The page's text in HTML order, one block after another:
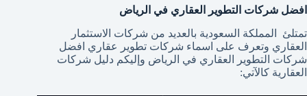
افضل شركات التطوير العقاري في الرياض
تمتلئ المملكة السعودية بالعديد من شركات الاستثمار
العقاري وتعرف على اسماء شركات تطوير عقاري افضل
شركات التطوير العقاري في الرياض وإليكم دليل شركات
العقارية كالآتي: